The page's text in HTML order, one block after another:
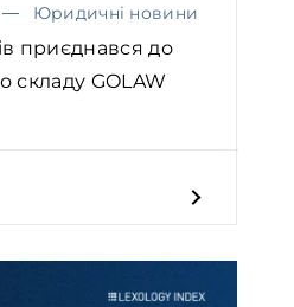
Юридичні новини
приєднався до
складу GOLAW